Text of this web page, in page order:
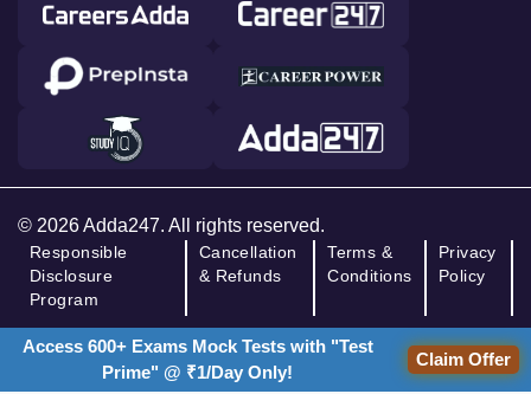
© 2026 Adda247. All rights reserved.
Responsible
Disclosure
Program
Cancellation
& Refunds
Terms &
Conditions
Privacy
Policy
Access 600+ Exams Mock Tests with "Test
Prime" @ ₹1/Day Only!
Claim Offer